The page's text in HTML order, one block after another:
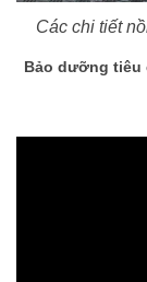
Các chi tiết
Bảo dưỡng tiêu